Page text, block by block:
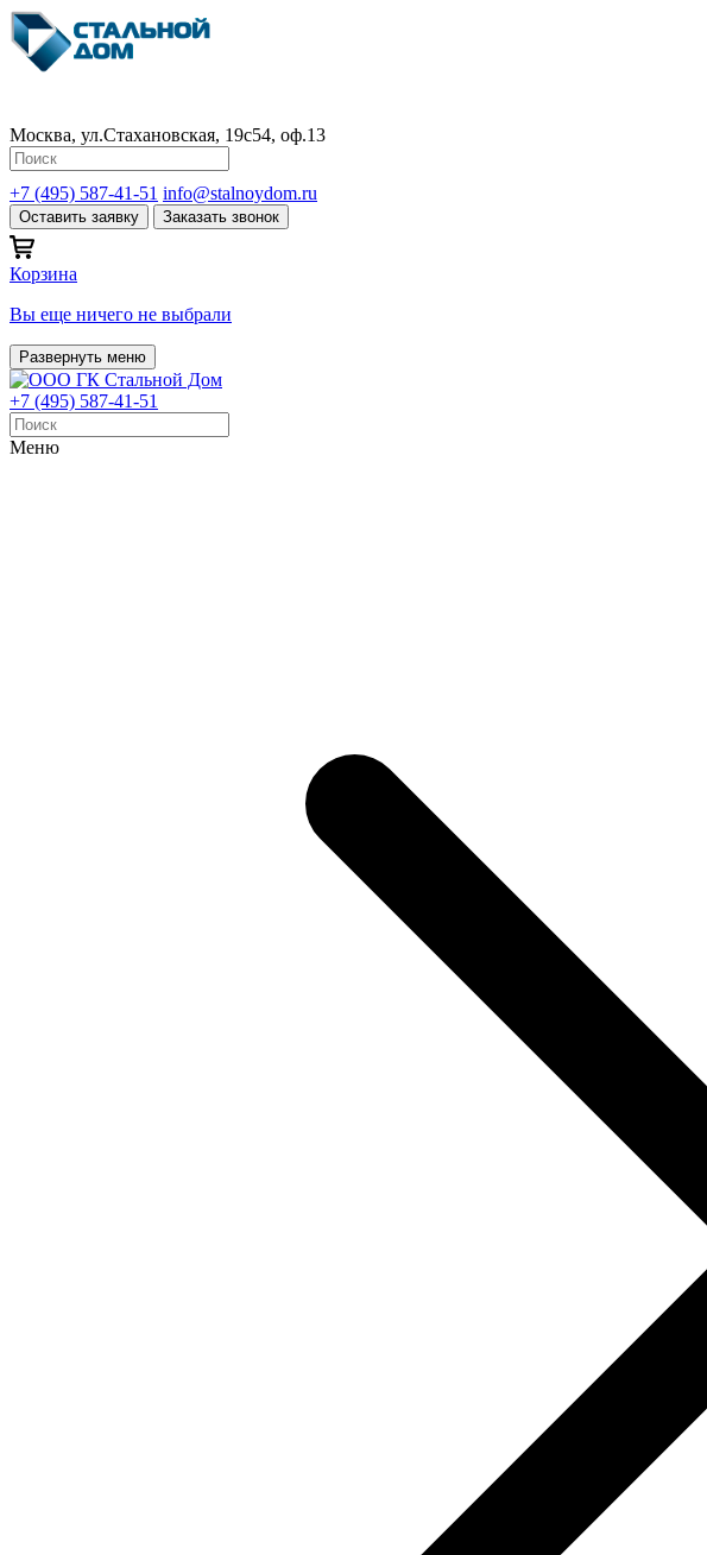
Москва, ул.Стахановская, 19с54, оф.13
+7 (495) 587-41-51 info@stalnoydom.ru
Оставить заявку Заказать звонок
Корзина
Вы еще ничего не выбрали
Развернуть меню
+7 (495) 587-41-51
Меню